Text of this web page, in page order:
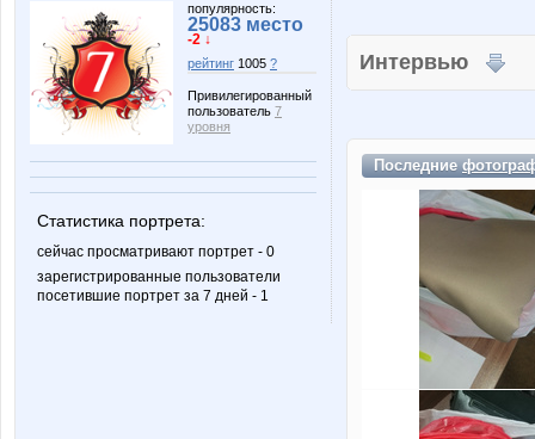
популярность:
25083 место
-2 ↓
рейтинг 1005 ?
Привилегированный
пользователь 7
уровня
Статистика портрета:
сейчас просматривают портрет - 0
зарегистрированные пользователи
посетившие портрет за 7 дней - 1
Интервью
Последние